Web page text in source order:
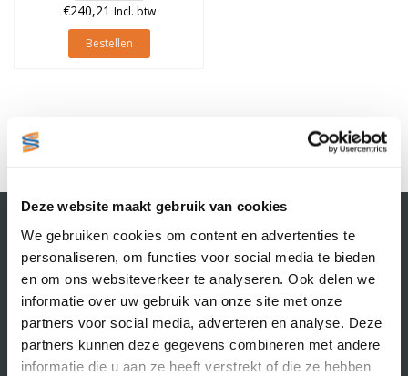
Deze website maakt gebruik van cookies
We gebruiken cookies om content en advertenties te
personaliseren, om functies voor social media te bieden
en om ons websiteverkeer te analyseren. Ook delen we
informatie over uw gebruik van onze site met onze
partners voor social media, adverteren en analyse. Deze
partners kunnen deze gegevens combineren met andere
informatie die u aan ze heeft verstrekt of die ze hebben
€240,21 Incl. btw
Bestellen
1
Contactgegevens
Supply Service B.V.
Nijverheidsstraat 25-K
3861 RJ Nijkerk
info@supplyservice.nl
+31 33 468 13 42
KvK nummer: 66384737